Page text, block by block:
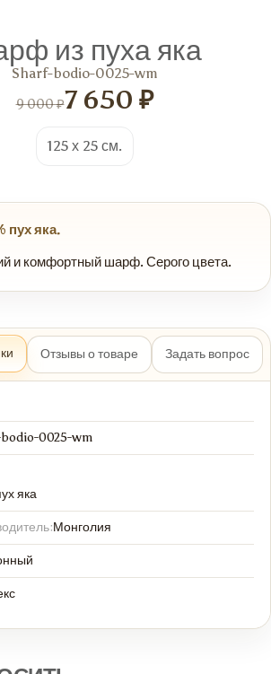
из пуха яка
Sharf-bodio-0025-wm
9 000 ₽7 650 ₽
125 х 25 см.
пух яка.
и комфортный шарф. Серого цвета.
Отзывы о товаре Задать вопрос
0025-wm
яка
Монголия